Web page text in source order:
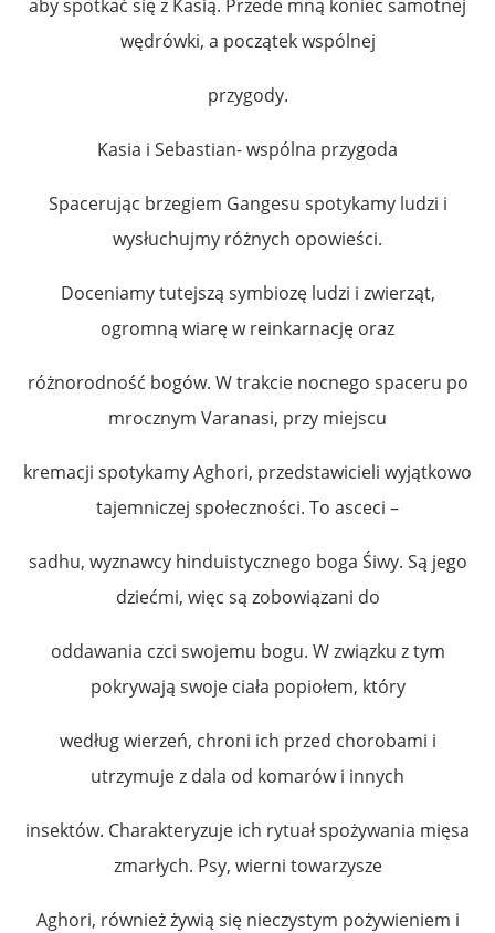
aby spotkać się z Kasią. Przede mną koniec samotnej
wędrówki, a początek wspólnej
przygody.
Kasia i Sebastian- wspólna przygoda
Spacerując brzegiem Gangesu spotykamy ludzi i
wysłuchujmy różnych opowieści.
Doceniamy tutejszą symbiozę ludzi i zwierząt,
ogromną wiarę w reinkarnację oraz
różnorodność bogów. W trakcie nocnego spaceru po
mrocznym Varanasi, przy miejscu
kremacji spotykamy Aghori, przedstawicieli wyjątkowo
tajemniczej społeczności. To asceci –
sadhu, wyznawcy hinduistycznego boga Śiwy. Są jego
dziećmi, więc są zobowiązani do
oddawania czci swojemu bogu. W związku z tym
pokrywają swoje ciała popiołem, który
według wierzeń, chroni ich przed chorobami i
utrzymuje z dala od komarów i innych
insektów. Charakteryzuje ich rytuał spożywania mięsa
zmarłych. Psy, wierni towarzysze
Aghori, również żywią się nieczystym pożywieniem i